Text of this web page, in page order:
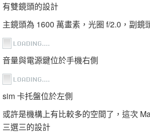
有雙鏡頭的設計
主鏡頭為 1600 萬畫素，光圈 f/2.0，副鏡
音量與電源鍵位於手機右側
sim 卡托盤位於左側
或許是機構上有比較多的空間了，這次
三選三的設計